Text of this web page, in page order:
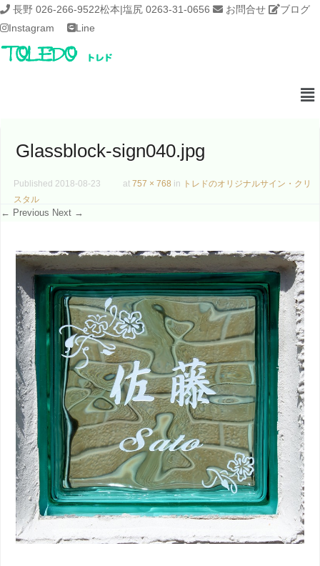
長野 026-266-9522松本|塩尻 0263-31-0656 お問合せ
ブログ
Instagram
Line
Glassblock-sign040.jpg
Published 2018-08-23 at 757 × 768 in トレドのオリジナルサイン・クリ
スタル
← Previous Next →